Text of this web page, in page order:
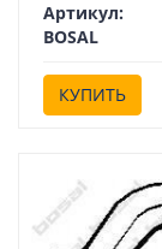
Артикул:
BOSAL
КУПИТЬ